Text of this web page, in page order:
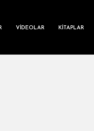
VIDEOLAR KITAPLAR